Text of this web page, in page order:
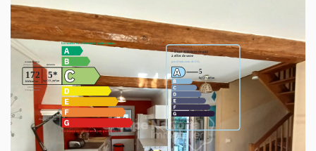
Diagnostics énergétiques